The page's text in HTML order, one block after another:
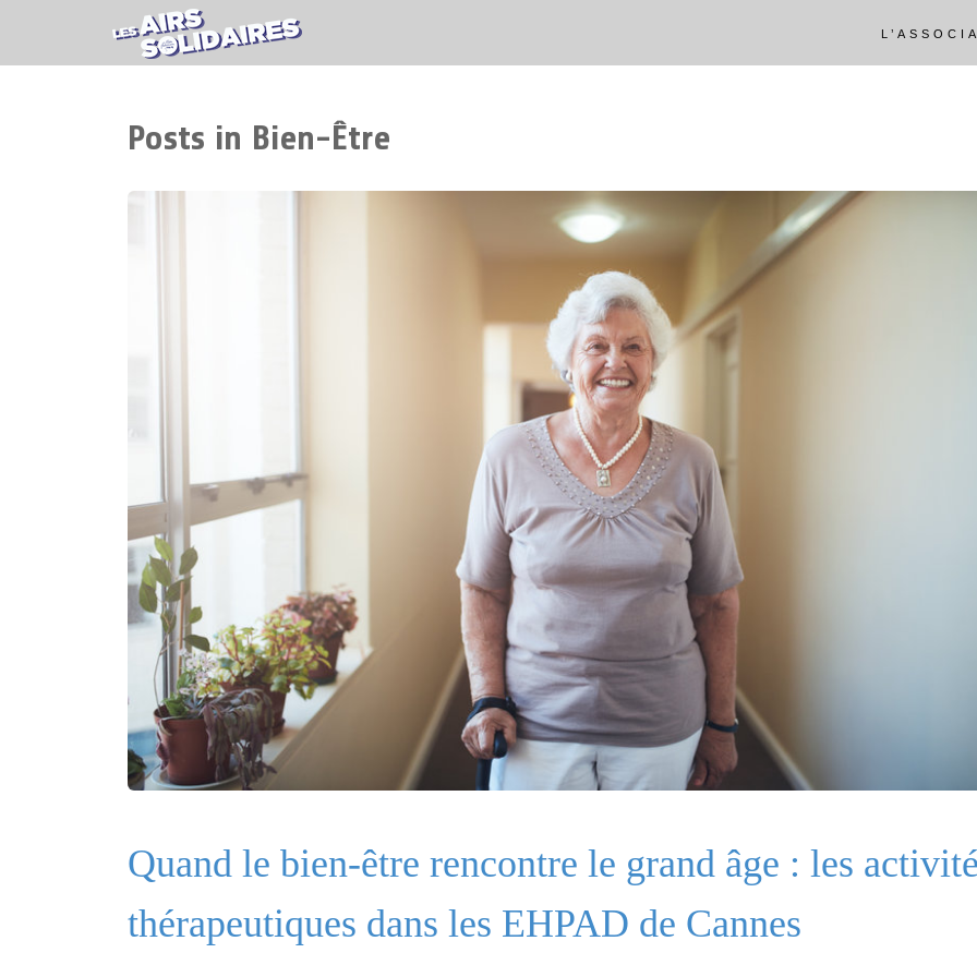
Posts in Bien-Être
Quand le bien-être rencontre le grand âge : les
thérapeutiques dans les EHPAD de Cannes